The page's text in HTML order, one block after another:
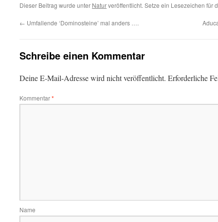
Dieser Beitrag wurde unter Naturveröffentlicht. Setze ein Lesezeichen für
← Umfallende ‘Dominosteine’ mal anders ….
Schreibe einen Kommentar
Deine E-Mail-Adresse wird nicht veröffentlicht. Erforderliche
Kommentar*
Name